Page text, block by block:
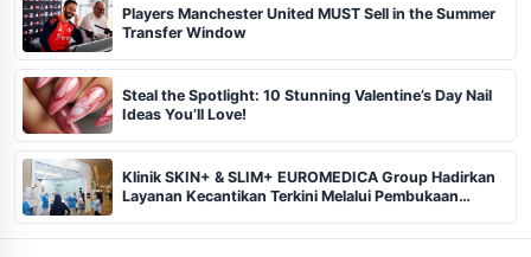
Players Manchester United MUST Sell in the Summer
Transfer Window
Steal the Spotlight: 10 Stunning Valentine’s Day Nail
Ideas You’ll Love!
Klinik SKIN+ & SLIM+ EUROMEDICA Group Hadirkan
Layanan Kecantikan Terkini Melalui Pembukaan